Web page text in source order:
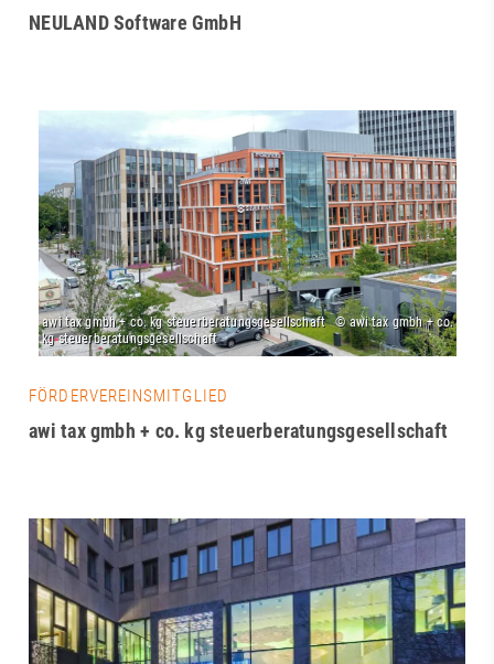
NEULAND Software GmbH
FÖRDERVEREINSMITGLIED
awi tax gmbh + co. kg steuerberatungsgesellschaft